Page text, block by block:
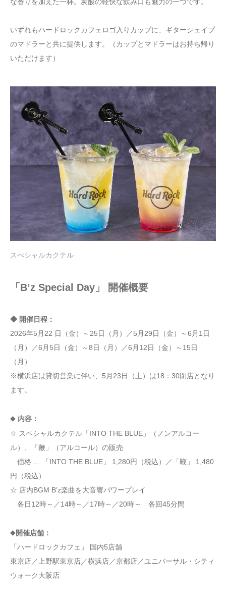
な香りを加えた一杯。炭酸の軽快な飲み口も魅力の一つです。
いずれもハードロックカフェロゴ入りカップに、ギターシェイプ
のマドラーと共に提供します。（カップとマドラーはお持ち帰り
いただけます）
スぺシャルカクテル
「B’z Special Day」 開催概要
◆ 開催日程：
2026年5月22 日（金）～25日（月）／5月29日（金）～6月1日
（月）／6月5日（金）～8日（月）／6月12日（金）～15日
（月）
※横浜店は貸切営業に伴い、5月23日（土）は18：30閉店となり
ます。
◆ 内容：
☆ スペシャルカクテル「INTO THE BLUE」（ノンアルコー
ル）、「鞭」（アルコール）の販売
価格 … 「INTO THE BLUE」 1,280円（税込）／「鞭」 1,480
円（税込）
☆ 店内BGM B’z楽曲を大音響パワープレイ
各日12時～／14時～／17時～／20時～ 各回45分間
◆開催店舗：
「ハードロックカフェ」 国内5店舗
東京店／上野駅東京店／横浜店／京都店／ユニバーサル・シティ
ウォーク大阪店